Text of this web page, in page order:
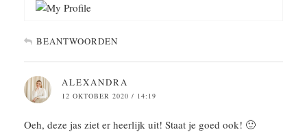
BEANTWOORDEN
ALEXANDRA
12 OKTOBER 2020 / 14:19
Oeh, deze jas ziet er heerlijk uit! Staat je goed ook! 🙂